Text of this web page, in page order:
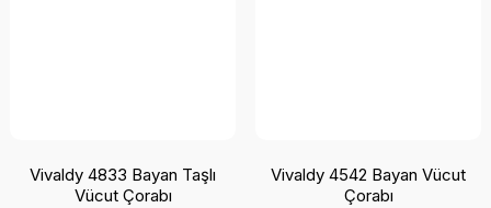
Vivaldy 4833 Bayan Taşlı
Vücut Çorabı
Vivaldy 4542 Bayan Vücut
Çorabı